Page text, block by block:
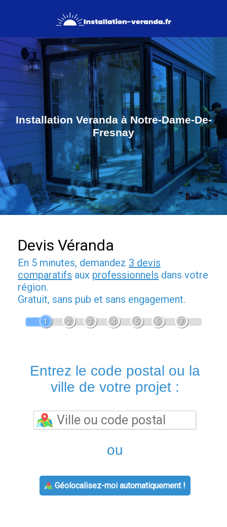
Installation Veranda à Notre-Dame-De-
Fresnay
Devis Véranda
En 5 minutes, demandez 3 devis
comparatifs aux professionnels dans votre
région.
Gratuit, sans pub et sans engagement.
1 2 3 4 5 6 7
Entrez le code postal ou la
ville de votre projet :
ou
Géolocalisez-moi automatiquement !